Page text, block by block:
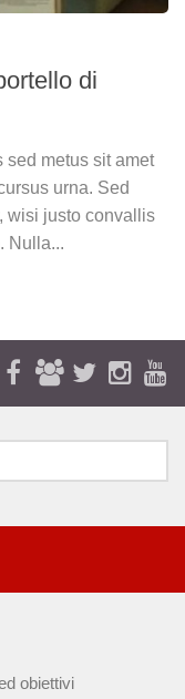
di
sed metus sit amet
urna. Sed
wisi justo convallis
Nulla...
obiettivi